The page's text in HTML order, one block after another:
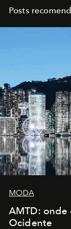
Posts
MODA
AMTD: onde
Ocidente